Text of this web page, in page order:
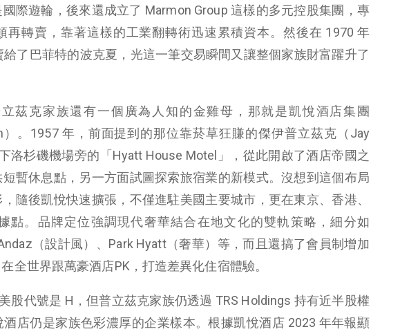
際遊輪，後來還成立了 Marmon Group 這樣的多元控股集團，專
再轉賣，靠著這樣的工業翻轉術迅速累積資本。然後在 1970 年
了巴菲特的波克夏，光這一筆交易瞬間又讓整個家族財富躍升了
茲克家族還有一個廣為人知的金雞母，那就是凱悅酒店集團
）。1957 年，前面提到的那位靠菸草狂賺的傑伊普立茲克（Jay
洛杉磯機場旁的「Hyatt House Motel」，從此開啟了酒店帝國之
暫休息點，另一方面試圖探索旅宿業的新模式。沒想到這個布局
隨後凱悅快速擴張，不僅進駐美國主要城市，更在東京、香港、
點。品牌定位強調現代奢華結合在地文化的雙軌策略，細分如
（設計風）、Park Hyatt（奢華）等，而且還搞了會員制增加
全世界跟萬豪酒店PK，打造差異化住宿體驗。
股代號是 H，但普立茲克家族仍透過 TRS Holdings 持有近半股權
店仍是家族色彩濃厚的企業樣本。根據凱悅酒店 2023 年年報顯